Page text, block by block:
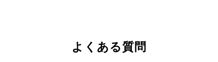
よくある質問